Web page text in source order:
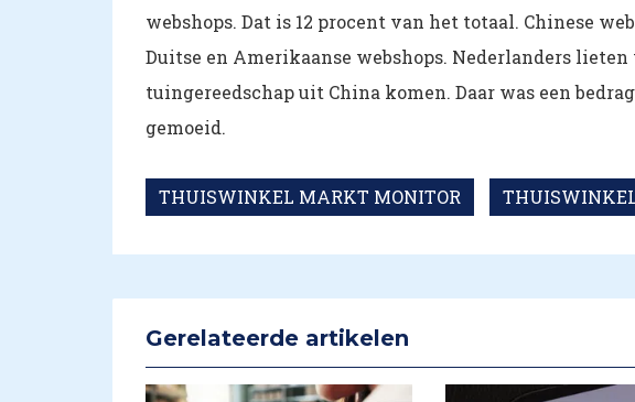
webshops. Dat is 12 procent van het totaal. Chinese
Duitse en Amerikaanse webshops. Nederlanders
tuingereedschap uit China komen. Daar was een
gemoeid.
THUISWINKEL MARKT MONITOR
Gerelateerde artikelen